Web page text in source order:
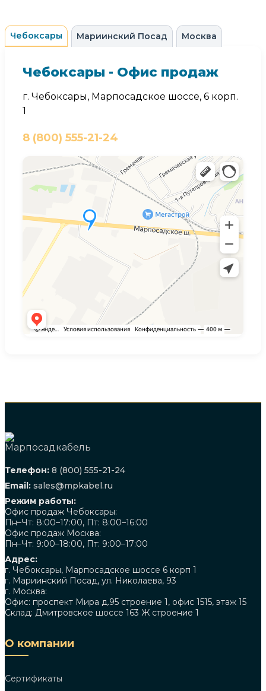
Чебоксары Мариинский Посад Москва
Чебоксары - Офис продаж
г. Чебоксары, Марпосадское шоссе, 6 корп.
1
8 (800) 555-21-24
Телефон: 8 (800) 555-21-24
Email: sales@mpkabel.ru
Режим работы:
Офис продаж Чебоксары:
Пн–Чт: 8:00–17:00, Пт: 8:00–16:00
Офис продаж Москва:
Пн–Чт: 9:00–18:00, Пт: 9:00–17:00
Адрес:
г. Чебоксары, Марпосадское шоссе 6 корп 1
г. Мариинский Посад, ул. Николаева, 93
г. Москва:
Офис: проспект Мира д.95 строение 1, офис 1515, этаж 15
Склад: Дмитровское шоссе 163 Ж строение 1
О компании
Сертификаты